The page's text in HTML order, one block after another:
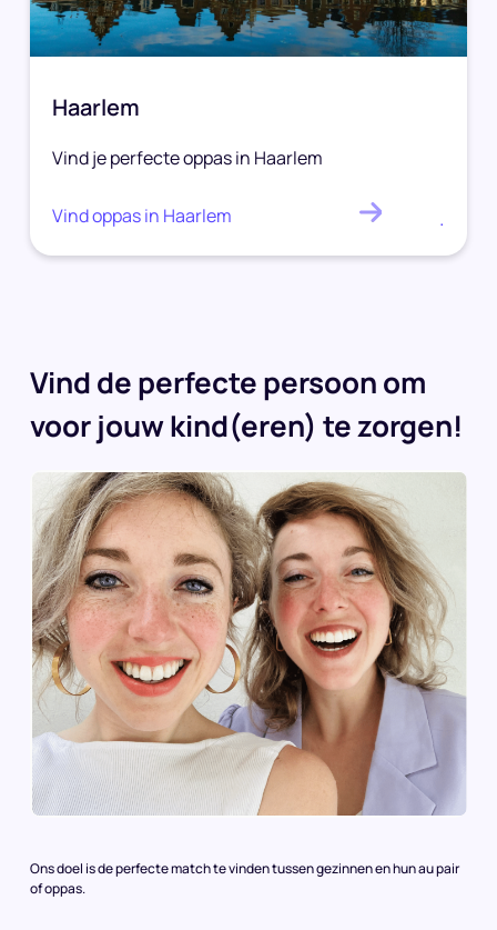
Haarlem
Vind je perfecte oppas in Haarlem
Vind oppas in Haarlem .
Vind de perfecte persoon om
voor jouw kind(eren) te zorgen!
Ons doel is de perfecte match te vinden tussen gezinnen en hun au pair
of oppas.